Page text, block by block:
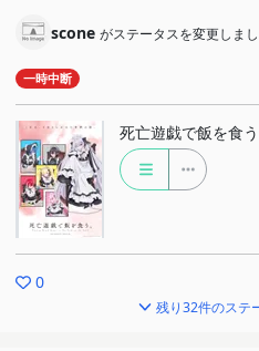
scone がステータスを変更しま
一時中断
死亡遊戯で飯を食う
0
残り32件のステ